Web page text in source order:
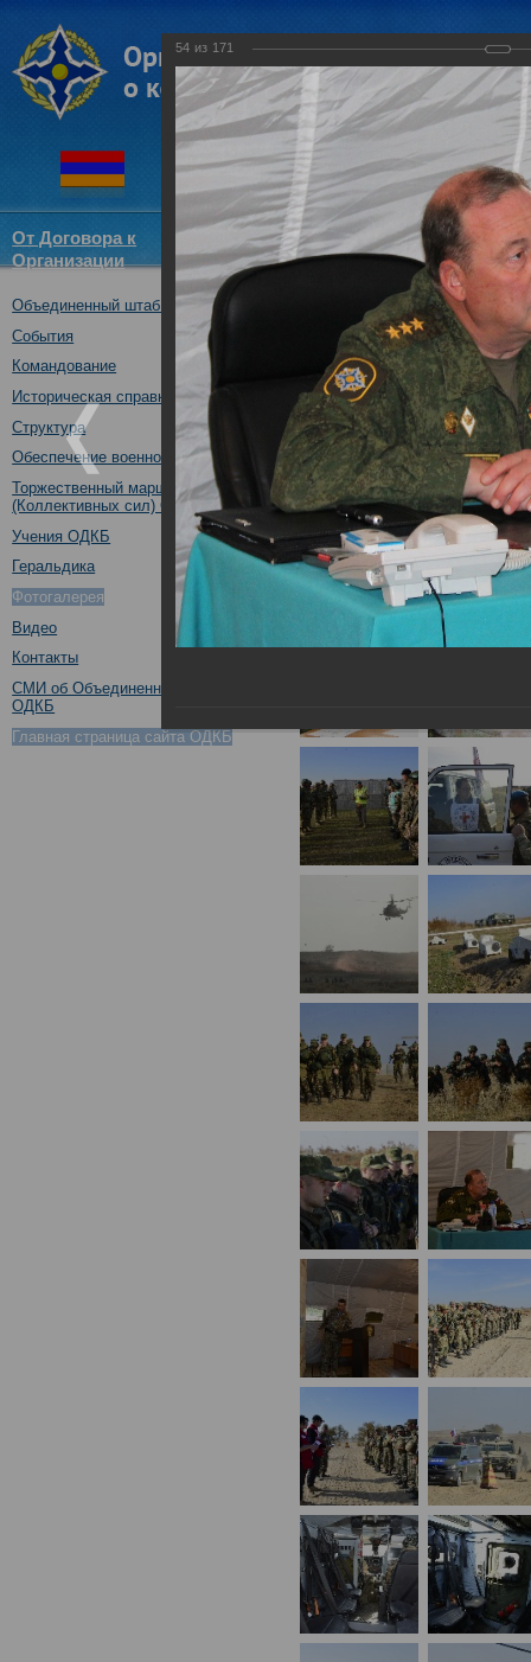
От Договора к
Организации
Структура
ОДКБ
Новости
Объединенный штаб ОДКБ
События
Командование
Историческая справка
Структура
Обеспечение военной безопасности
Торжественный марш Войск
(Коллективных сил) ОДКБ
Учения ОДКБ
Геральдика
Фотогалерея
Видео
Контакты
СМИ об Объединенном штабе
ОДКБ
Главная страница сайта ОДКБ
Совместное учение
17.10.2017
54 из 171